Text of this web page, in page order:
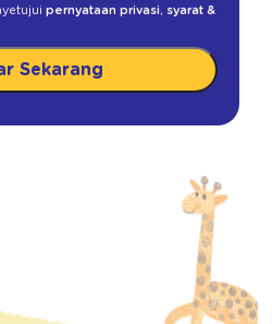
pernyataan privasi, syarat &
Sekarang